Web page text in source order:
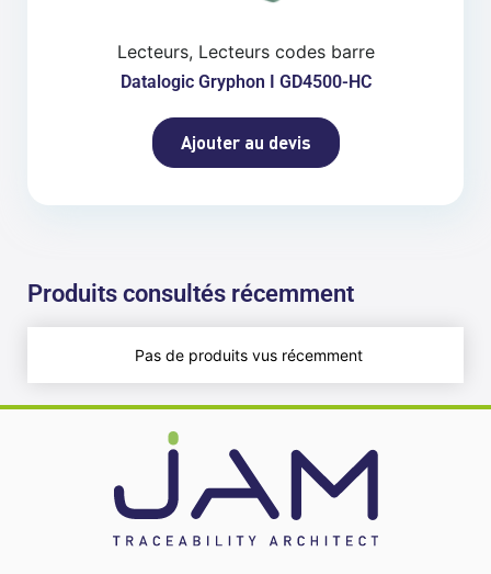
Lecteurs, Lecteurs codes barre
Datalogic Gryphon I GD4500-HC
Ajouter au devis
Produits consultés récemment
Pas de produits vus récemment